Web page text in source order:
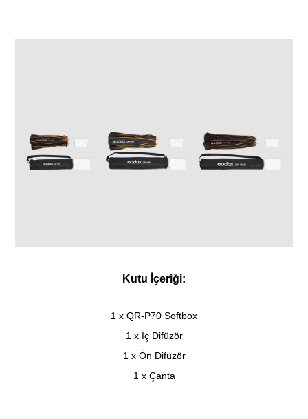
Kutu İçeriği:
1 x QR-P70 Softbox
1 x İç Difüzör
1 x Ön Difüzör
1 x Çanta